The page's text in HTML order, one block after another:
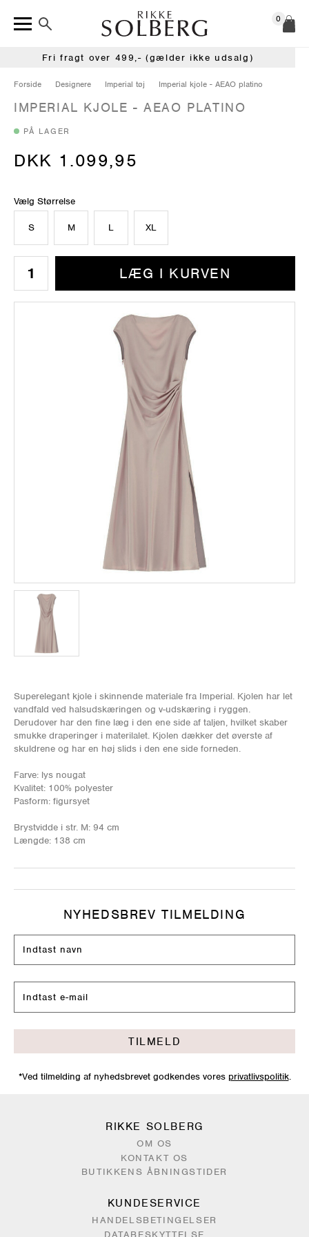
0
Fri fragt over 499,- (gælder ikke udsalg)
Forside Designere Imperial tøj Imperial kjole - AEAO platino
IMPERIAL KJOLE - AEAO PLATINO
PÅ LAGER
DKK 1.099,95
Vælg Størrelse
S M L XL
LÆG I KURVEN
Superelegant kjole i skinnende materiale fra Imperial. Kjolen har let
vandfald ved halsudskæringen og v-udskæring i ryggen.
Derudover har den fine læg i den ene side af taljen, hvilket skaber
smukke draperinger i materilalet. Kjolen dækker det øverste af
skuldrene og har en høj slids i den ene side forneden.
Farve: lys nougat
Kvalitet: 100% polyester
Pasform: figursyet
Brystvidde i str. M: 94 cm
Længde: 138 cm
NYHEDSBREV TILMELDING
TILMELD
*Ved tilmelding af nyhedsbrevet godkendes vores privatlivspolitik.
RIKKE SOLBERG
OM OS
KONTAKT OS
BUTIKKENS ÅBNINGSTIDER
KUNDESERVICE
HANDELSBETINGELSER